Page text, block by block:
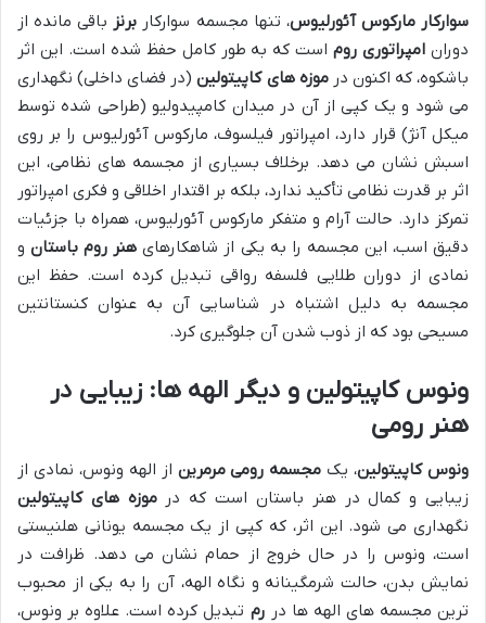
سوارکار مارکوس آئورلیوس، تنها مجسمه سوارکار برنز باقی مانده از
دوران امپراتوری روماست که به طور کامل حفظ شده است. این اثر
باشکوه، که اکنون درموزه های کاپیتولین(در فضای داخلی) نگهداری
می شود و یک کپی از آن در میدان کامپیدولیو (طراحی شده توسط
میکل آنژ) قرار دارد، امپراتور فیلسوف، مارکوس آئورلیوس را بر روی
اسبش نشان می دهد. برخلاف بسیاری از مجسمه های نظامی، این
اثر بر قدرت نظامی تأکید ندارد، بلکه بر اقتدار اخلاقی و فکری امپراتور
تمرکز دارد. حالت آرام و متفکر مارکوس آئورلیوس، همراه با جزئیات
دقیق اسب، این مجسمه را به یکی از شاهکارهای هنر روم باستانو
نمادی از دوران طلایی فلسفه رواقی تبدیل کرده است. حفظ این
مجسمه به دلیل اشتباه در شناسایی آن به عنوان کنستانتین
مسیحی بود که از ذوب شدن آن جلوگیری کرد.
ونوس کاپیتولین و دیگر الهه ها: زیبایی در
هنر رومی
ونوس کاپیتولین، یک مجسمه رومی مرمرین از الهه ونوس، نمادی از
زیبایی و کمال در هنر باستان است که درموزه های کاپیتولین
نگهداری می شود. این اثر، که کپی از یک مجسمه یونانی هلنیستی
است، ونوس را در حال خروج از حمام نشان می دهد. ظرافت در
نمایش بدن، حالت شرمگینانه و نگاه الهه، آن را به یکی از محبوب
ترین مجسمه های الهه ها در رم تبدیل کرده است. علاوه بر ونوس،